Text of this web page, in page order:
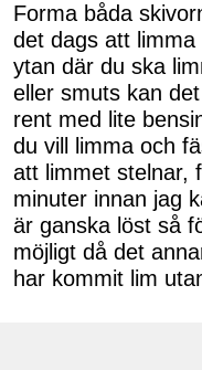
Forma båda
det dags att
ytan där du ska
eller smuts kan
rent med lite
du vill limma och
att limmet stelnar,
minuter innan jag
är ganska löst så
möjligt då det
har kommit lim